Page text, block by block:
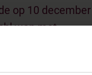
op 10 december
won met